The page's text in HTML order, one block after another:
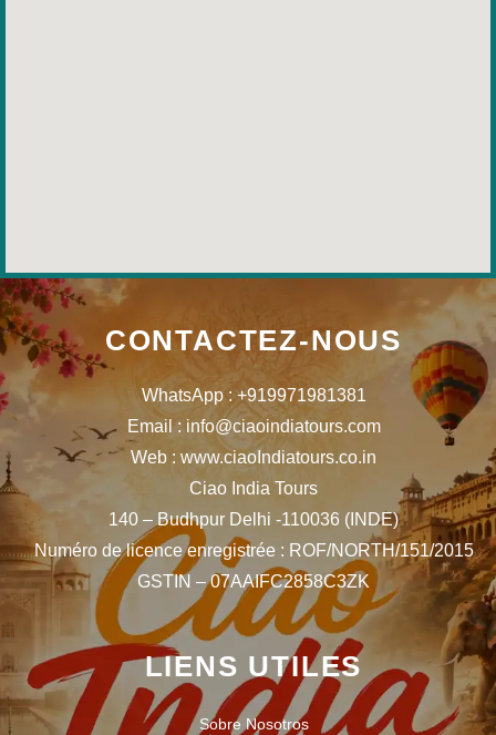
CONTACTEZ-NOUS
WhatsApp : +919971981381
Email : info@ciaoindiatours.com
Web : www.ciaoIndiatours.co.in
Ciao India Tours
140 – Budhpur Delhi -110036 (INDE)
Numéro de licence enregistrée : ROF/NORTH/151/2015
GSTIN – 07AAIFC2858C3ZK
LIENS UTILES
Sobre Nosotros